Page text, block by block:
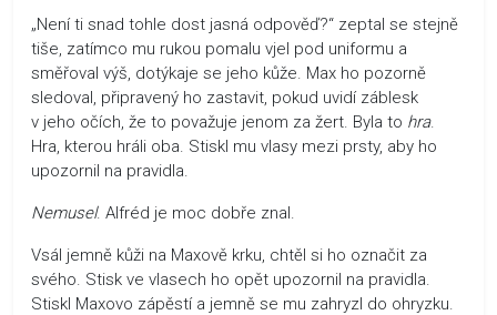
„Není ti snad tohle dost jasná odpověď?“ zeptal se stejně
tiše, zatímco mu rukou pomalu vjel pod uniformu a
směřoval výš, dotýkaje se jeho kůže. Max ho pozorně
sledoval, připravený ho zastavit, pokud uvidí záblesk
v jeho očích, že to považuje jenom za žert. Byla to hra.
Hra, kterou hráli oba. Stiskl mu vlasy mezi prsty, aby ho
upozornil na pravidla.
Nemusel. Alfréd je moc dobře znal.
Vsál jemně kůži na Maxově krku, chtěl si ho označit za
svého. Stisk ve vlasech ho opět upozornil na pravidla.
Stiskl Maxovo zápěstí a jemně se mu zahryzl do ohryzku.